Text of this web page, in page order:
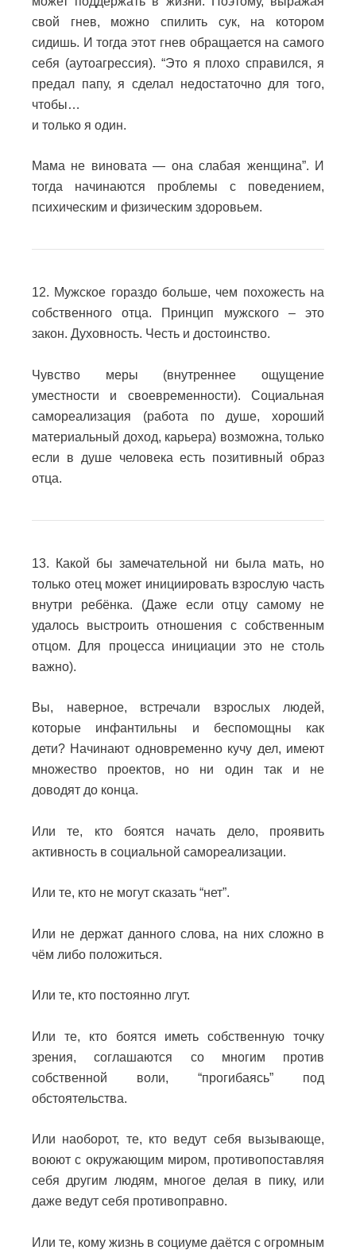
свой гнев, можно спилить сук, на котором
сидишь. И тогда этот гнев обращается на самого
себя (аутоагрессия). “Это я плохо справился, я
предал папу, я сделал недостаточно для того,
чтобы…
и только я один.
Мама не виновата — она слабая женщина”. И
тогда начинаются проблемы с поведением,
психическим и физическим здоровьем.
12. Мужское гораздо больше, чем похожесть на
собственного отца. Принцип мужского – это
закон. Духовность. Честь и достоинство.
Чувство меры (внутреннее ощущение
уместности и своевременности). Социальная
самореализация (работа по душе, хороший
материальный доход, карьера) возможна, только
если в душе человека есть позитивный образ
отца.
13. Какой бы замечательной ни была мать, но
только отец может инициировать взрослую часть
внутри ребёнка. (Даже если отцу самому не
удалось выстроить отношения с собственным
отцом. Для процесса инициации это не столь
важно).
Вы, наверное, встречали взрослых людей,
которые инфантильны и беспомощны как
дети? Начинают одновременно кучу дел, имеют
множество проектов, но ни один так и не
доводят до конца.
Или те, кто боятся начать дело, проявить
активность в социальной самореализации.
Или те, кто не могут сказать “нет”.
Или не держат данного слова, на них сложно в
чём либо положиться.
Или те, кто постоянно лгут.
Или те, кто боятся иметь собственную точку
зрения, соглашаются со многим против
собственной воли, “прогибаясь” под
обстоятельства.
Или наоборот, те, кто ведут себя вызывающе,
воюют с окружающим миром, противопоставляя
себя другим людям, многое делая в пику, или
даже ведут себя противоправно.
Или те, кому жизнь в социуме даётся с огромным